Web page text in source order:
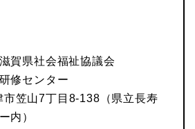
賀県社会福祉協議会
修センター
笠山7丁目8-138（県立長寿
内）